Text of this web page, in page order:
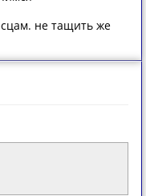
не тащить же